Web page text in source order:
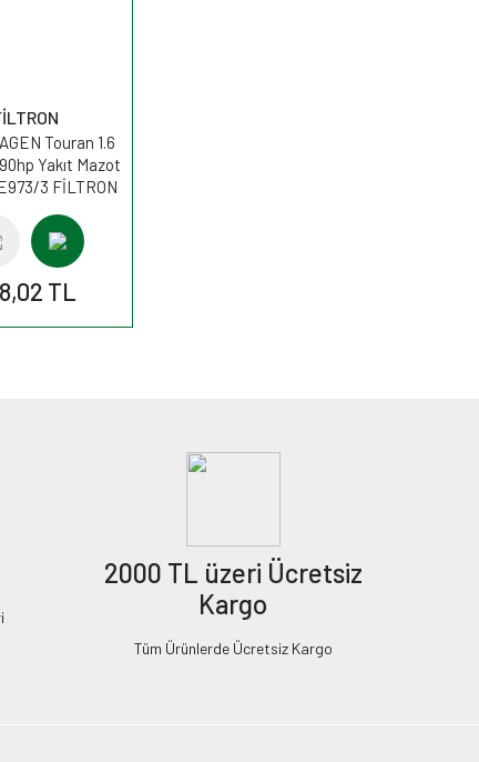
Touran 1.6
Yakıt Mazot
3 FİLTRON
TL
2000 TL üzeri Ücretsiz
Kargo
Tüm Ürünlerde Ücretsiz Kargo